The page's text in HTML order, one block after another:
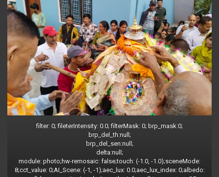
filter: 0; fileterIntensity: 0.0; filterMask: 0; brp_mask:0;
brp_del_th:null;
brp_del_sen:null;
delta:null;
module: photo;hw-remosaic: false;touch: (-1.0, -1.0);sceneMode:
8;cct_value: 0;AI_Scene: (-1, -1);aec_lux: 0.0;aec_lux_index: 0;albedo: